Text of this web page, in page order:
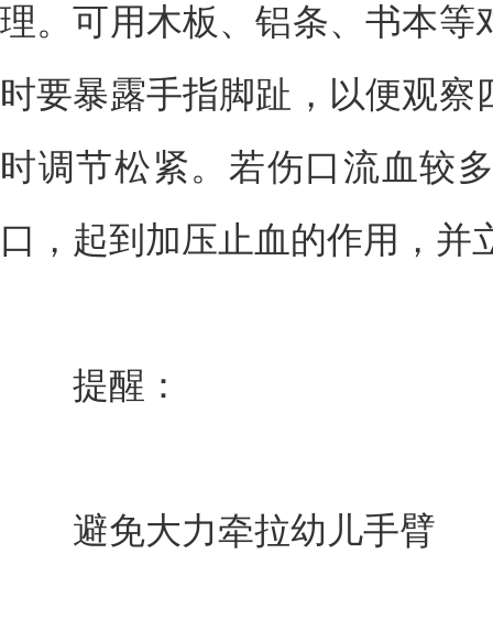
理。可用木板、铝条、书本等
时要暴露手指脚趾，以便观
时调节松紧。若伤口流血较
口，起到加压止血的作用，并
提醒：
避免大力牵拉幼儿手臂